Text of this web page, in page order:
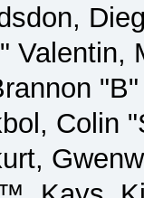
Colin